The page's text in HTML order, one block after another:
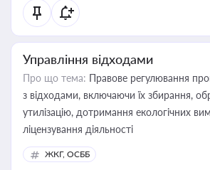
статусу суб'єктів оціночної діяльності
Управління відходами
Про що тема: Правове регулювання
з відходами, включаючи їх збирання,
утилізацію, дотримання екологічних
ліцензування діяльності
ЖКГ, ОСББ